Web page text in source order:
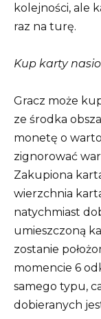
kolejności, ale
raz na turę.
Kup karty
Gracz może
ze środka
monetę o
zignorować
Zakupiona
wierzchnia
natychmiast
umieszczoną
zostanie
momencie 6
samego typu,
dobieranych